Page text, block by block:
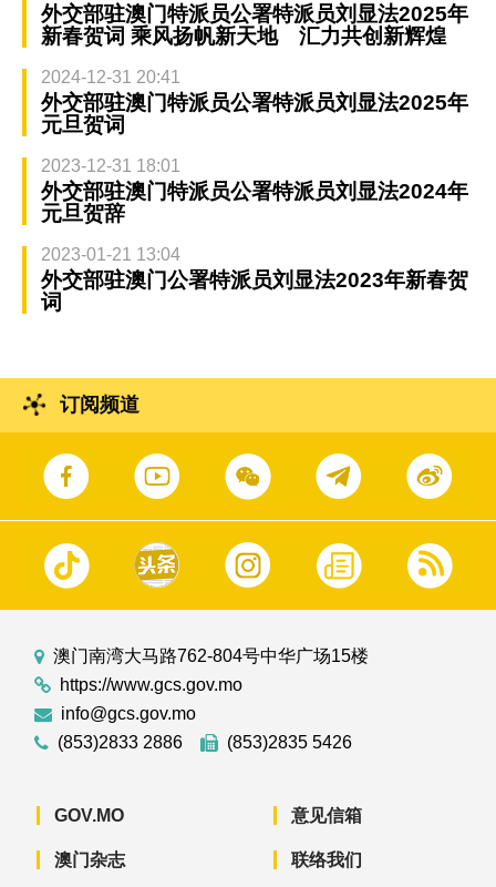
外交部驻澳门特派员公署特派员刘显法2025年
新春贺词 乘风扬帆新天地 汇力共创新辉煌
2024-12-31 20:41
外交部驻澳门特派员公署特派员刘显法2025年
元旦贺词
2023-12-31 18:01
外交部驻澳门特派员公署特派员刘显法2024年
元旦贺辞
2023-01-21 13:04
外交部驻澳门公署特派员刘显法2023年新春贺
词
订阅频道
澳门南湾大马路762-804号中华广场15楼
https://www.gcs.gov.mo
info@gcs.gov.mo
(853)2833 2886
(853)2835 5426
GOV.MO
澳门杂志
意见信箱
联络我们